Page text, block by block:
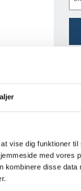
vise dig funktioner
med vores
disse